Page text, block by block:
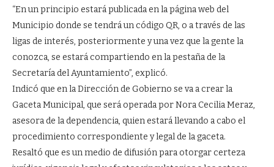
“En un principio estará publicada en la página web del
Municipio donde se tendrá un código QR, o a través de las
ligas de interés, posteriormente y una vez que la gente la
conozca, se estará compartiendo en la pestaña de la
Secretaría del Ayuntamiento”, explicó.
Indicó que en la Dirección de Gobierno se va a crear la
Gaceta Municipal, que será operada por Nora Cecilia Meraz,
asesora de la dependencia, quien estará llevando a cabo el
procedimiento correspondiente y legal de la gaceta.
Resaltó que es un medio de difusión para otorgar certeza